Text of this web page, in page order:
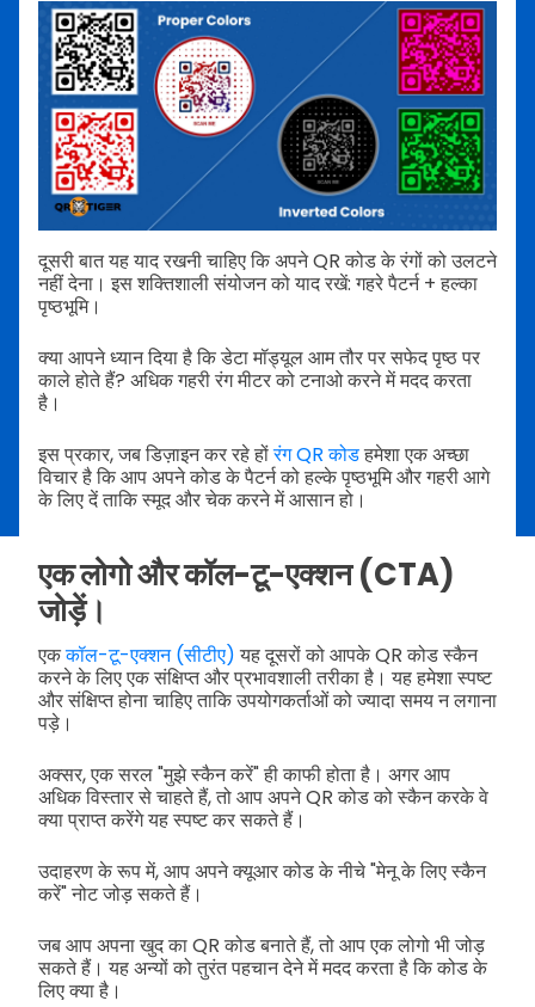
दूसरी बात यह याद रखनी चाहिए कि अपने QR कोड के रंगों को उलटने
नहीं देना। इस शक्तिशाली संयोजन को याद रखें: गहरे पैटर्न + हल्का
पृष्ठभूमि।
क्या आपने ध्यान दिया है कि डेटा मॉड्यूल आम तौर पर सफेद पृष्ठ पर
काले होते हैं? अधिक गहरी रंग मीटर को टनाओ करने में मदद करता
है।
इस प्रकार, जब डिज़ाइन कर रहे होंरंग QR कोडहमेशा एक अच्छा
विचार है कि आप अपने कोड के पैटर्न को हल्के पृष्ठभूमि और गहरी आगे
के लिए दें ताकि स्मूद और चेक करने में आसान हो।
एक लोगो और कॉल-टू-एक्शन (CTA)
जोड़ें।
एककॉल-टू-एक्शन (सीटीए)यह दूसरों को आपके QR कोड स्कैन
करने के लिए एक संक्षिप्त और प्रभावशाली तरीका है। यह हमेशा स्पष्ट
और संक्षिप्त होना चाहिए ताकि उपयोगकर्ताओं को ज्यादा समय न लगाना
पड़े।
अक्सर, एक सरल "मुझे स्कैन करें" ही काफी होता है। अगर आप
अधिक विस्तार से चाहते हैं, तो आप अपने QR कोड को स्कैन करके वे
क्या प्राप्त करेंगे यह स्पष्ट कर सकते हैं।
उदाहरण के रूप में, आप अपने क्यूआर कोड के नीचे "मेनू के लिए स्कैन
करें" नोट जोड़ सकते हैं।
जब आप अपना खुद का QR कोड बनाते हैं, तो आप एक लोगो भी जोड़
सकते हैं। यह अन्यों को तुरंत पहचान देने में मदद करता है कि कोड के
लिए क्या है।